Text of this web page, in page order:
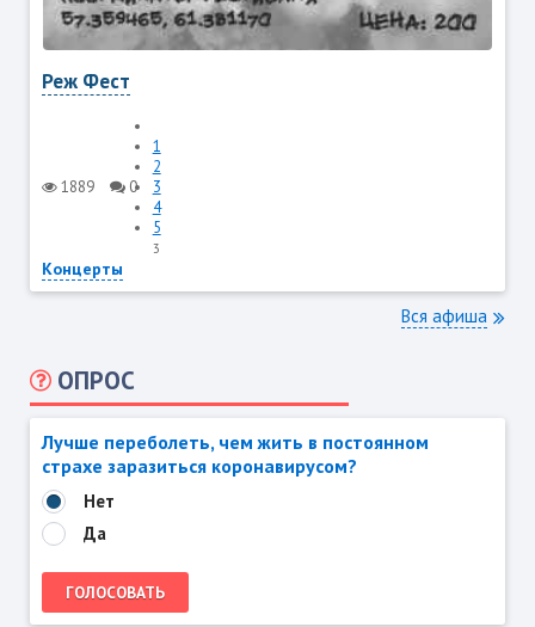
Реж Фест
1889 0
1
2
3
4
5
3
Концерты
Вся афиша
ОПРОС
Лучше переболеть, чем жить в постоянном
страхе заразиться коронавирусом?
Нет
Да